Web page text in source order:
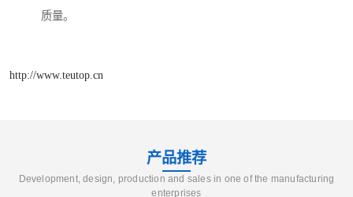
质量。
http://www.teutop.cn
产品推荐
Development, design, production and sales in one of the manufacturing
enterprises